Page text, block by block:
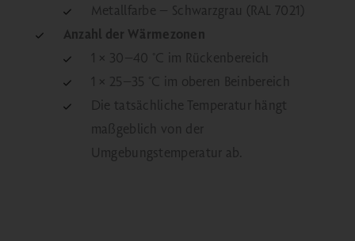
Metallfarbe – Schwarzgrau (RAL 7021)
Anzahl der Wärmezonen
1 × 30–40 °C im Rückenbereich
1 × 25–35 °C im oberen Beinbereich
Die tatsächliche Temperatur hängt
maßgeblich von der
Umgebungstemperatur ab.